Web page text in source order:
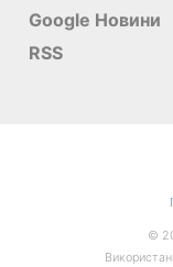
Google Новини
RSS
©